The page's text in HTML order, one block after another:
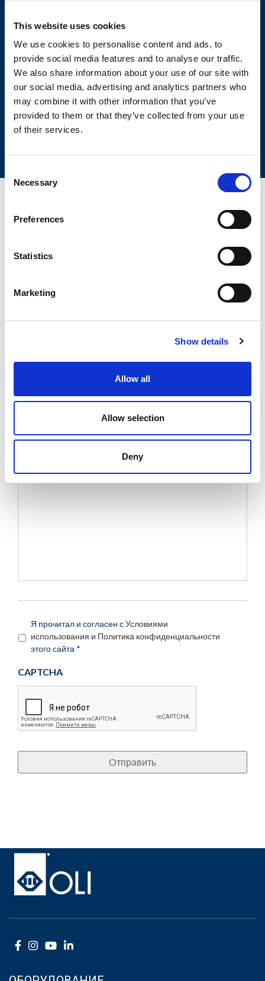
This website uses cookies
We use cookies to personalise content and ads, to
provide social media features and to analyse our traffic.
We also share information about your use of our site with
our social media, advertising and analytics partners who
may combine it with other information that you’ve
provided to them or that they’ve collected from your use
of their services.
Selection
Necessary
Preferences
Statistics
Marketing
Show details
Allow all
Allow selection
Deny
OLIVIBRA
КАЛЬКУЛЯТОР ДЛЯ СИСТЕМ
СВОДООБРУШЕНИЯ
КОНТАКТ США ДЛЯ ВАШЕГО
Я прочитал и согласен сУсловиями
использования и Политика конфиденциальности
этого сайта *
CAPTCHA